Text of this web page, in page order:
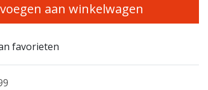
aan winkelwagen
favorieten